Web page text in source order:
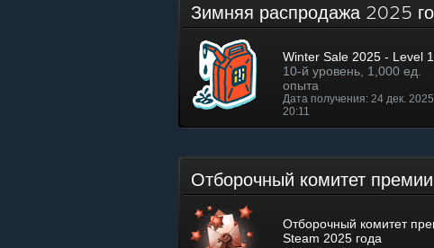
Зимняя распродажа 2025
Winter Sale 2025 - Level
10-й уровень, 1,000 ед.
опыта
Дата получения: 24 дек. 2025
20:11
Отборочный комитет
Отборочный комитет
Steam 2025 года